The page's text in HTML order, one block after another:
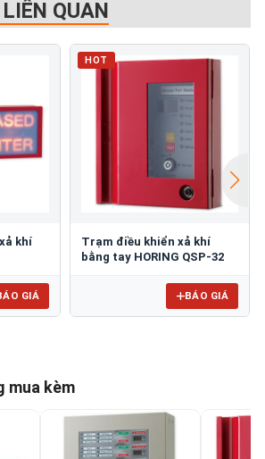
LIÊN QUAN
khí
GIÁ
HOT
Trạm điều khiển xả khí
bằng tay HORING QSP-32
BÁO GIÁ
mua kèm